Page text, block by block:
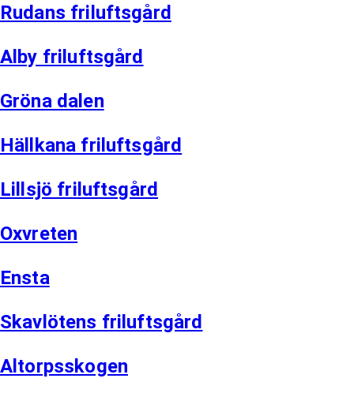
Rudans friluftsgård
Alby friluftsgård
Gröna dalen
Hällkana friluftsgård
Lillsjö friluftsgård
Oxvreten
Ensta
Skavlötens friluftsgård
Altorpsskogen